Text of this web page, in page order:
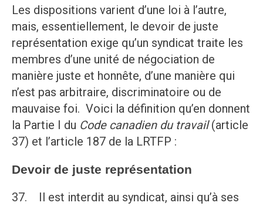
Les dispositions varient d’une loi à l’autre,
mais, essentiellement, le devoir de juste
représentation exige qu’un syndicat traite les
membres d’une unité de négociation de
manière juste et honnête, d’une manière qui
n’est pas arbitraire, discriminatoire ou de
mauvaise foi. Voici la définition qu’en donnent
la Partie I du Code canadien du travail(article
37) et l’article 187 de la LRTFP :
Devoir de juste représentation
37. Il est interdit au syndicat, ainsi qu’à ses